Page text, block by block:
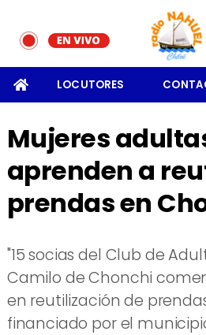
LOCUTORES
Mujeres
aprenden a
prendas en
"15 socias del Club de
Camilo de Chonchi
en reutilización de
financiado por el